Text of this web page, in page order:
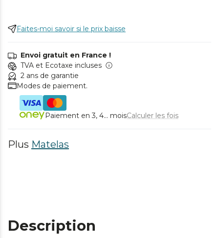
Faites-moi savoir si le prix baisse
Envoi gratuit en France !
TVA et Ecotaxe incluses
2 ans de garantie
Modes de paiement.
Paiement en 3, 4... moisCalculer les fois
Plus Matelas
Description